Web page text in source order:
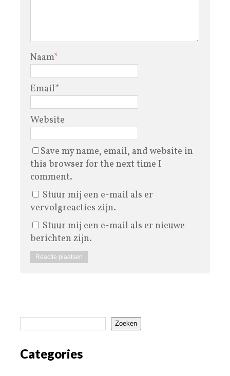
Naam*
Email*
Website
Save my name, email, and website in
this browser for the next time I
comment.
Stuur mij een e-mail als er
vervolgreacties zijn.
Stuur mij een e-mail als er nieuwe
berichten zijn.
Zoeken
Categories